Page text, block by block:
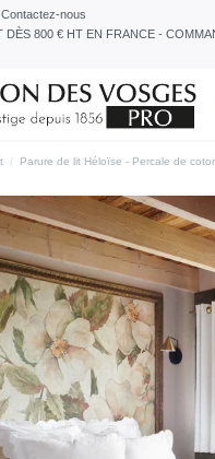
nous
DÈS 800 € HT EN FRANCE -
Parure de lit Héloïse - Percale de